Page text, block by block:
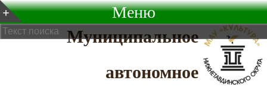
Муниципальное
автономное
Меню